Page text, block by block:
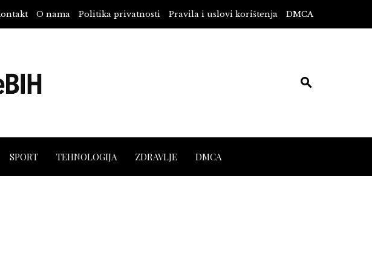
O nama Politika privatnosti Pravila i uslovi korištenja DMCA
SPORT TEHNOLOGIJA ZDRAVLJE DMCA